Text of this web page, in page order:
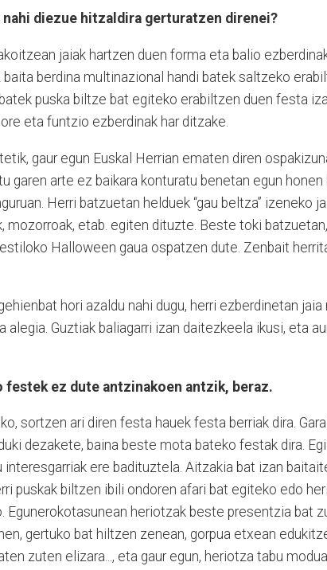
diezue hitzaldira gerturatzen direnei?
jaiak hartzen duen forma eta balio
baita berdina multinazional handi batek saltzeko
puska biltze bat egiteko erabiltzen duen festa
eta funtzio ezberdinak har ditzake.
gaur egun Euskal Herrian ematen diren
garen arte ez baikara konturatu benetan egun
Herri batzuetan helduek “gau beltza” izeneko
mozorroak, etab. egiten dituzte. Beste toki
Halloween gaua ospatzen dute. Zenbait
hori azaldu nahi dugu, herri ezberdinetan
alegia. Guztiak baliagarri izan daitezkeela ikusi, eta
festek ez dute antzinakoen antzik, beraz.
sortzen ari diren festa hauek festa berriak dira.
dezakete, baina beste mota bateko festak dira.
ere badituztela. Aitzakia bat izan
puskak biltzen ibili ondoren afari bat egiteko edo
Egunerokotasunean heriotzak beste presentzia bat
gertuko bat hiltzen zenean, gorpua etxean
zuten elizara..., eta gaur egun, heriotza tabu